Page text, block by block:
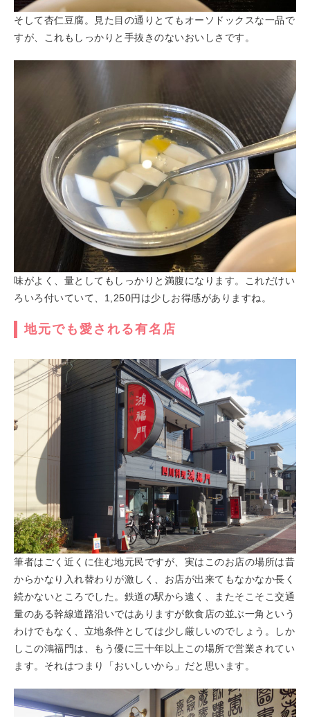
そして杏仁豆腐。見た目の通りとてもオーソドックスな一品で
すが、これもしっかりと手抜きのないおいしさです。
味がよく、量としてもしっかりと満腹になります。これだけい
ろいろ付いていて、1,250円は少しお得感がありますね。
地元でも愛される有名店
筆者はごく近くに住む地元民ですが、実はこのお店の場所は昔
からかなり入れ替わりが激しく、お店が出来てもなかなか長く
続かないところでした。鉄道の駅から遠く、またそこそこ交通
量のある幹線道路沿いではありますが飲食店の並ぶ一角という
わけでもなく、立地条件としては少し厳しいのでしょう。しか
しこの鴻福門は、もう優に三十年以上この場所で営業されてい
ます。それはつまり「おいしいから」だと思います。